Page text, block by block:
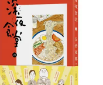
」的那間店，就是不